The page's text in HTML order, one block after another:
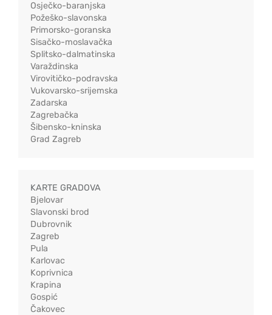
Osječko-baranjska
Požeško-slavonska
Primorsko-goranska
Sisačko-moslavačka
Splitsko-dalmatinska
Varaždinska
Virovitičko-podravska
Vukovarsko-srijemska
Zadarska
Zagrebačka
Šibensko-kninska
Grad Zagreb
KARTE GRADOVA
Bjelovar
Slavonski brod
Dubrovnik
Zagreb
Pula
Karlovac
Koprivnica
Krapina
Gospić
Čakovec